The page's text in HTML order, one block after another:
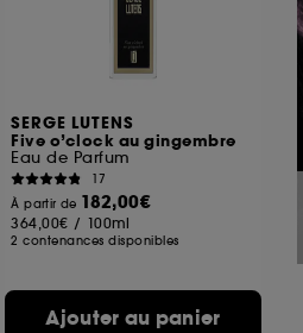
SERGE LUTENS
Five o’clock au gingembre
Eau de Parfum
17
À partir de 182,00€
364,00€ / 100ml
2 contenances disponibles
Ajouter au panier